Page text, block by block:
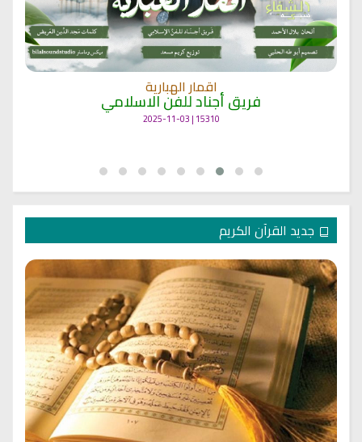
اقمار الهبارية
فريق أجناد للفن الاسلامي
15310 | 2025-11-03
جديد القرآن الكريم